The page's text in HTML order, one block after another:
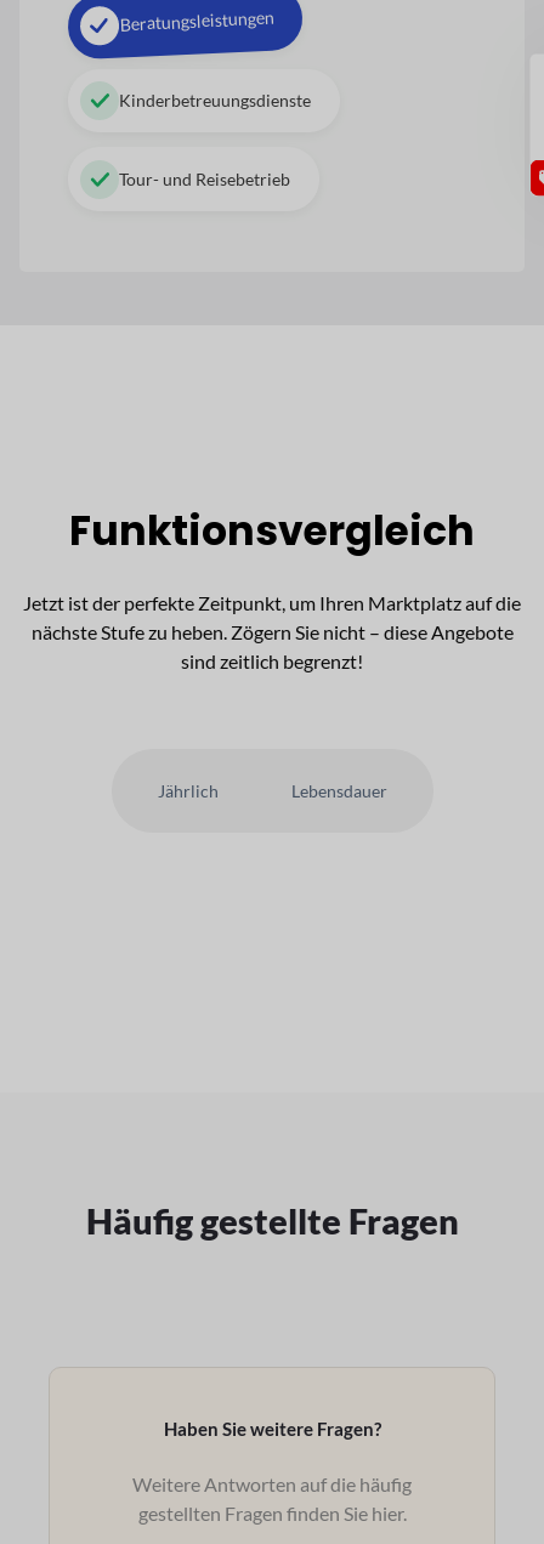
Beratungsleistungen
Kinderbetreuungsdienste
Tour- und Reisebetrieb
Funktionsvergleich
Jetzt ist der perfekte Zeitpunkt, um Ihren Marktplatz auf die
nächste Stufe zu heben. Zögern Sie nicht – diese Angebote
sind zeitlich begrenzt!
Jährlich Lebensdauer
Häufig gestellte Fragen
Haben Sie weitere Fragen?
Weitere Antworten auf die häufig
gestellten Fragen finden Sie hier.